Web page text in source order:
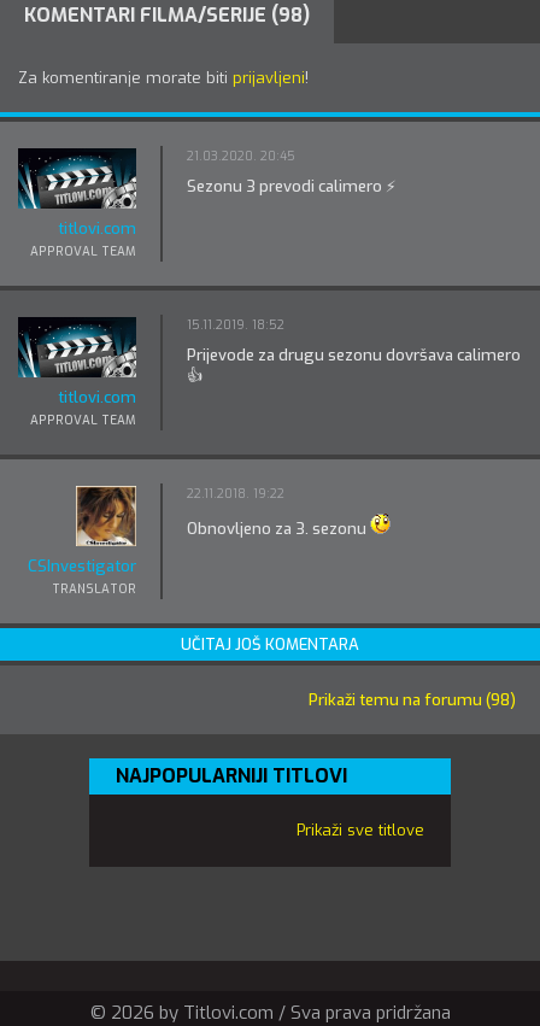
KOMENTARI FILMA/SERIJE (98)
Za komentiranje morate biti prijavljeni!
titlovi.com
APPROVAL TEAM
21.03.2020. 20:45
Sezonu 3 prevodi calimero ⚡
titlovi.com
APPROVAL TEAM
15.11.2019. 18:52
Prijevode za drugu sezonu dovršava calimero
👍
CSInvestigator
TRANSLATOR
22.11.2018. 19:22
Obnovljeno za 3. sezonu
UČITAJ JOŠ KOMENTARA
Prikaži temu na forumu (98)
NAJPOPULARNIJI TITLOVI
Prikaži sve titlove
© 2026 by Titlovi.com / Sva prava pridržana